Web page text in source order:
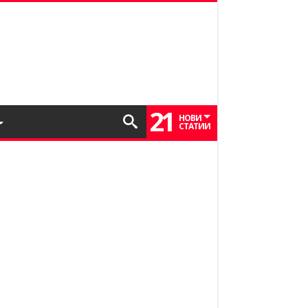
21 НОВИ
СТАТИИ